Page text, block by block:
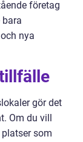
företag
nya
gör det
Om du vill
som